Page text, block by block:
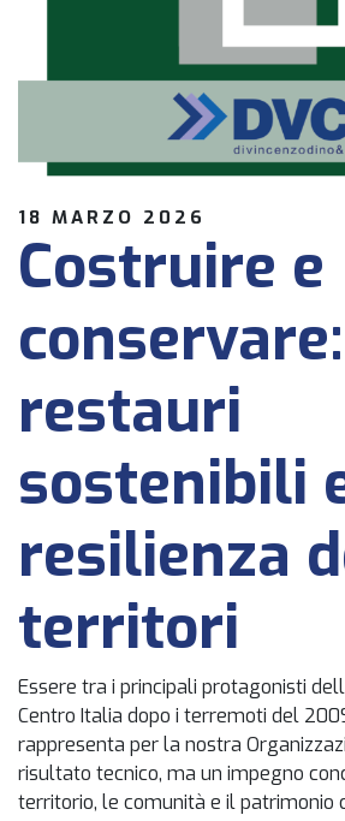
18 MARZO 2026
Costruire e
conservare:
restauri
sostenibili
resilienza
territori
Essere tra i principali protagonisti
Centro Italia dopo i terremoti del
rappresenta per la nostra
risultato tecnico, ma un impegno
territorio, le comunità e il patrimonio